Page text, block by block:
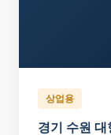
상업용
경기 수원